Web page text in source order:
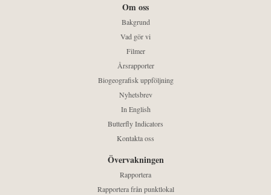
Om oss
Bakgrund
Vad gör vi
Filmer
Årsrapporter
Biogeografisk uppföljning
Nyhetsbrev
In English
Butterfly Indicators
Kontakta oss
Övervakningen
Rapportera
Rapportera från punktlokal